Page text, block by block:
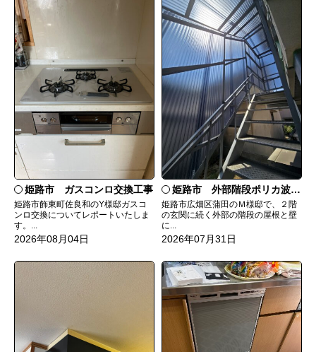
姫路市 ガスコンロ交換工事
姫路市飾東町佐良和のY様邸ガスコ
ンロ交換についてレポートいたしま
す。...
2026年08月04日
姫路市 外部階段ポリカ波板張替工事
姫路市広畑区蒲田のＭ様邸で、２階
の玄関に続く外部の階段の屋根と壁
に...
2026年07月31日